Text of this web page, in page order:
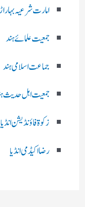
امارت شرعیہ بہار
جمعیت علمائے ہند
جماعت اسلامی ہند
جمعیت اہل حدیث
زکوۃ فاؤنڈیشن انڈیا
رضا اکیڈمی انڈیا